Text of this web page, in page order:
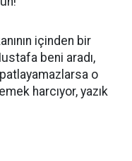
içinden bir
beni aradı,
o
harcıyor, yazık